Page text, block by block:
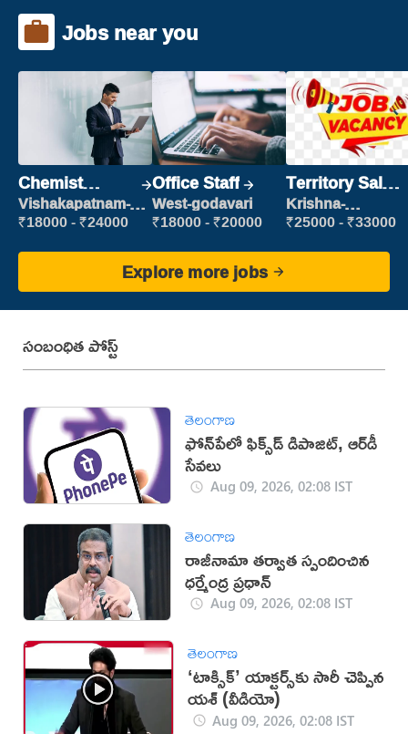
Jobs near you
Chemist
Production
Executive
Vishakapatnam-
new
₹18000 - ₹24000
Office Staff
West-godavari
₹18000 - ₹20000
Territory Sales
Manager
Krishna-
vijayawada
₹25000 - ₹33000
Explore more jobs
సంబంధిత పోస్ట్
తెలంగాణ
ఫోన్‌పేలో ఫిక్స్‌డ్‌ డిపాజిట్, ఆర్‌డీ
సేవలు
Aug 09, 2026, 02:08 IST
తెలంగాణ
రాజీనామా తర్వాత స్పందించిన
ధర్మేంద్ర ప్రధాన్‌
Aug 09, 2026, 02:08 IST
తెలంగాణ
‘టాక్సిక్’ యాక్టర్స్‌కు సారీ చెప్పిన
యశ్ (వీడియో)
Aug 09, 2026, 02:08 IST